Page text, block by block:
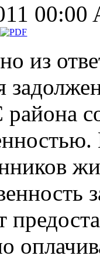
00:00
из